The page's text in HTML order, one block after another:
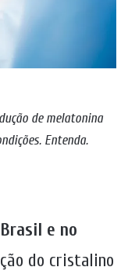
de melatonina
Entenda.
e no
do cristalino